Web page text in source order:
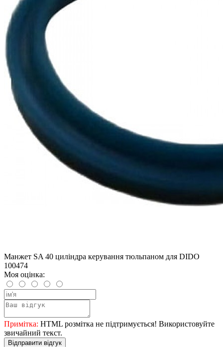
Манжет SA 40 циліндра керування тюльпаном для DIDO
100474
Моя оцінка:
Примітка: HTML розмітка не підтримується! Використовуйте
звичайний текст.
Відправити відгук